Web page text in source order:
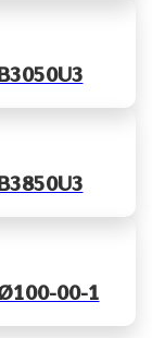
Ø100-00-1